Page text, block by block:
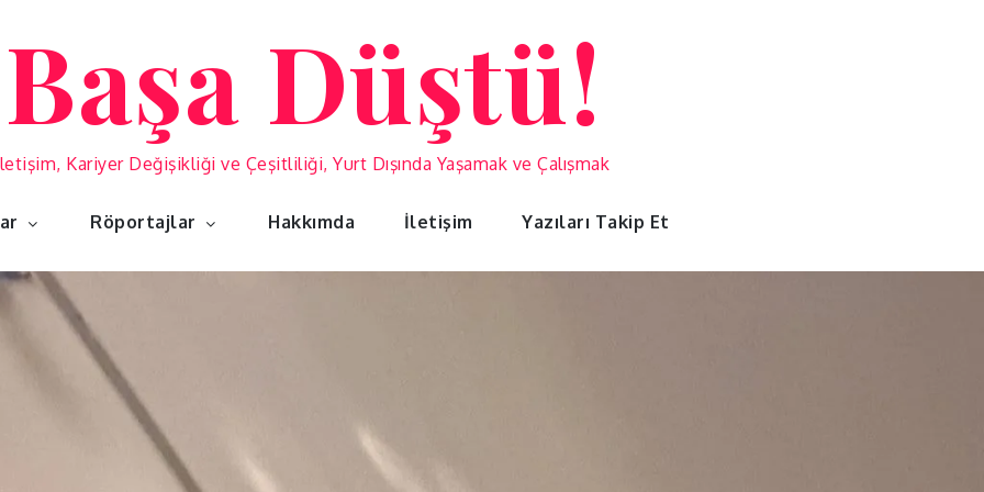
Düştü!
Kariyer Değişikliği ve Çeşitliliği, Yurt Dışında Yaşamak ve Çalışmak
Röportajlar Hakkımda İletişim Yazıları Takip Et